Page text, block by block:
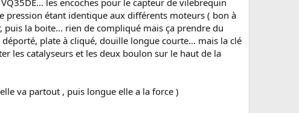
les encoches pour le capteur de vilebrequin
pression étant identique aux différents moteurs ( bon à
la boite... rien de compliqué mais ça prendre du
plate à cliqué, douille longue courte... mais la clé
les catalyseurs et les deux boulon sur le haut de la
va partout , puis longue elle a la force )